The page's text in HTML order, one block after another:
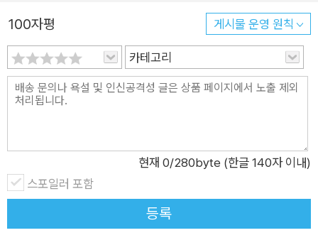
스적 욕망에 대한 반성의 작품 아드리앵 드몽 작가는 황갈색 올빼
미 두 마리가 사는 시골집에서 반딧불을 보게 됩니다. 반딧불이의
신비한 빛에 매료된 작가는 오래된 검은 판지를 오려 빛과 어둠을
찾고, 파랑과 회색 종이로 해가 지고 난 어스름한 여름밤의 고요
와 어린 시절의 언덕을 만들고, 흰 종이를 오려 낸 작은 점에 반딧
따라 조각의 형태로 오려가며 이미지를 만들어 가는 독특한 콜라
주 기법은 태양과 비를 견뎌낸 시간이 쌓인 종이를 수집하고 재탄
생시키는 작가의 오랜 습관으로부터 만들어졌습니다. 비주얼 아
티스트로도 활동하는 작가는 음악가 다쿠마 신도와 함께 영상과
음악을 접목한 아름다운 무대를 만듭니다. 아드리앵 드몽 작가의
100자평 게시물 운영 원칙
카테고리
현재 0/280byte (한글 140자 이내)
스포일러 포함
등록